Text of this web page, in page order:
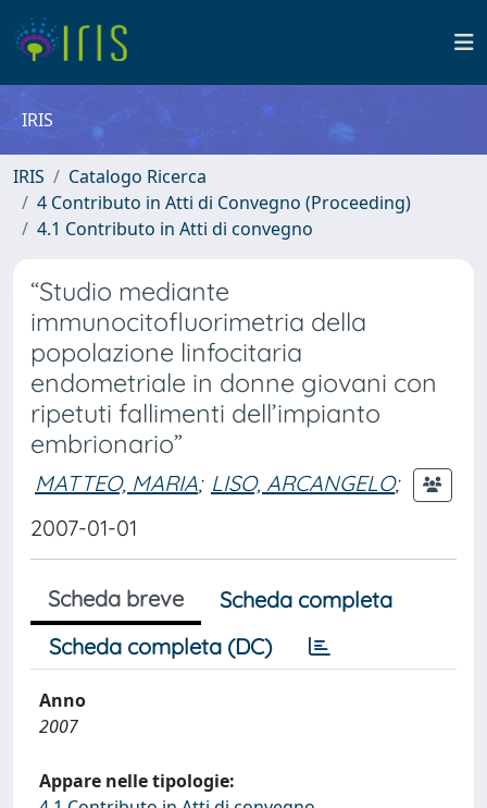
IRIS
IRIS
Catalogo Ricerca
4 Contributo in Atti di Convegno (Proceeding)
4.1 Contributo in Atti di convegno
“Studio mediante
immunocitofluorimetria della
popolazione linfocitaria
endometriale in donne giovani con
ripetuti fallimenti dell’impianto
embrionario”
MATTEO, MARIA; LISO, ARCANGELO;
2007-01-01
Scheda breve
Scheda completa
Scheda completa (DC)
Anno
2007
Appare nelle tipologie: